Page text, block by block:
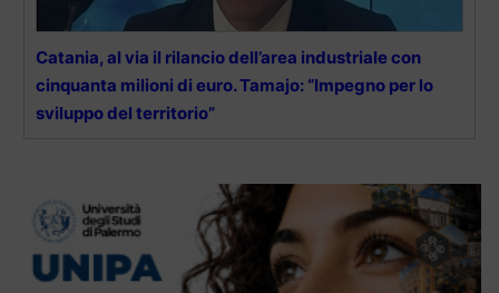
Catania, al via il rilancio dell’area industriale con
cinquanta milioni di euro. Tamajo: “Impegno per lo
sviluppo del territorio”